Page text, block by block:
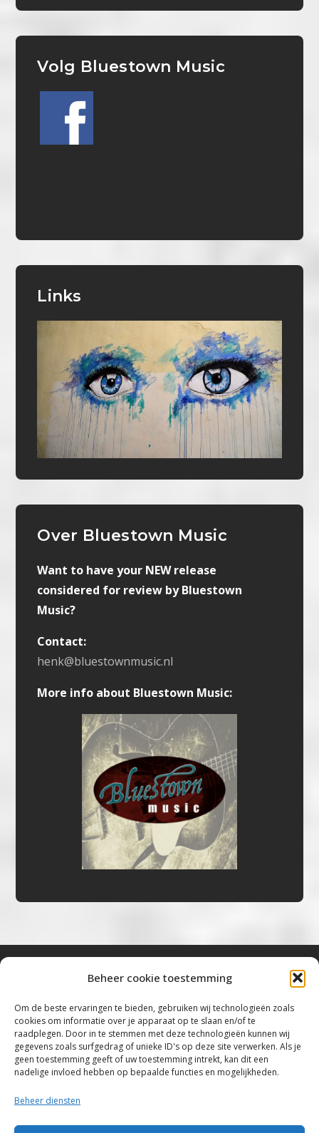
Beheer cookie toestemming
Om de beste ervaringen te bieden, gebruiken wij technologieën zoals
cookies om informatie over je apparaat op te slaan en/of te
raadplegen. Door in te stemmen met deze technologieën kunnen wij
gegevens zoals surfgedrag of unieke ID's op deze site verwerken. Als je
geen toestemming geeft of uw toestemming intrekt, kan dit een
nadelige invloed hebben op bepaalde functies en mogelijkheden.
Beheer diensten
Volg Bluestown Music
Links
Over Bluestown Music
Want to have your NEW release
considered for review by Bluestown
Music?
Contact:
henk@bluestownmusic.nl
More info about Bluestown Music:
“Voor de mooiste Blues, Rock, Roots &
Americana”
Copyright 2019 – 2026 Bluestown Music – All